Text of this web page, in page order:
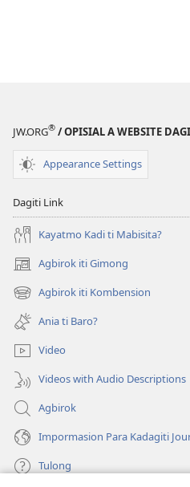
JW.ORG® / OPISIAL A WEBSITE
Appearance Settings
Dagiti Link
Kayatmo Kadi ti Mabisita?
Agbirok iti Gimong
(manglukat
iti
baro
window)
Agbirok iti Kombension
(manglukat
iti
baro
a
window)
Ania ti Baro?
Video
Videos with Audio Descriptions
Agbirok
Impormasion Para Kadagiti
Tulong